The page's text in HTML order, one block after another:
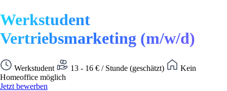
Werkstudent
Vertriebsmarketing (m/w/d)
Werkstudent 13 - 16 € / Stunde (geschätzt)
Kein
Homeoffice möglich
Jetzt bewerben